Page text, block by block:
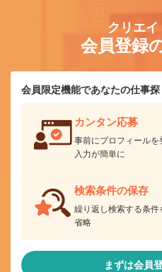
クリエイ
会員登録
会員限定機能であなたの仕事探
カンタン応募
事前にプロフィール
入力が簡単に
検索条件の保存
繰り返し検索する条
省略
まずは会員